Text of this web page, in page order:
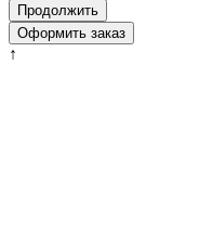
Продолжить
Оформить заказ
↑